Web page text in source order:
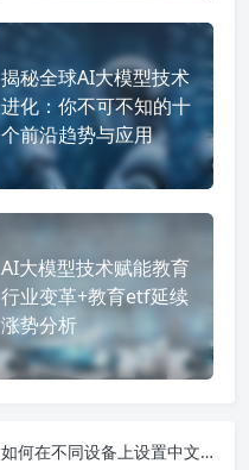
揭秘全球AI大模型技术
进化：你不可不知的十
个前沿趋势与应用
AI大模型技术赋能教育
行业变革+教育etf延续
涨势分析
如何在不同设备上设置中文，包含Steam手机版和ChatGPT的详细指南与下载链接解析